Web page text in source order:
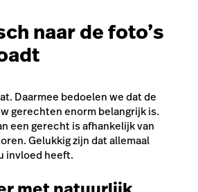
naar de foto’s
Daarmee bedoelen we dat de
gerechten enorm belangrijk is.
een gerecht is afhankelijk van
Gelukkig zijn dat allemaal
invloed heeft.